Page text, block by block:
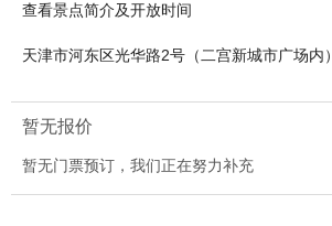
查看景点简介及开放时间
天津市河东区光华路2号（二宫新城市广场内）
暂无报价
暂无门票预订，我们正在努力补充